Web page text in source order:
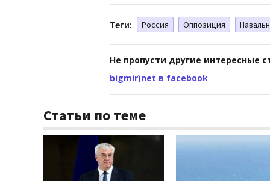
Теги: Россия Оппозиция
Не пропусти другие интересные
bigmir)net в facebook
Статьи по теме